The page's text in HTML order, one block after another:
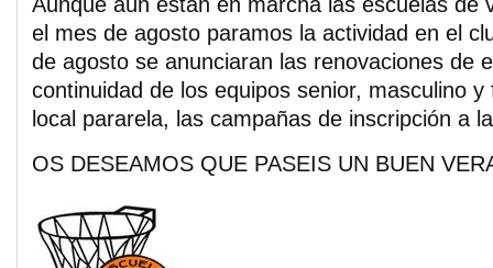
el mes de agosto paramos la actividad en el
de agosto se anunciaran las renovaciones de
continuidad de los equipos senior, masculino
local pararela, las campañas de inscripción a
OS DESEAMOS QUE PASEIS UN BUEN